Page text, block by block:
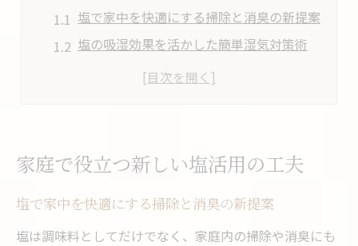
塩で家中を快適にする掃除と消臭の新提案
塩の吸湿効果を活かした簡単湿気対策術
不要な塩を再利用する家庭内アイデア集
塩の結晶化技術が広げる可能性
塩の結晶作り方と素材開発への広がり
塩結晶技術が生み出す新素材の現場事例
塩の微細構造が与える食品への影響とは
家庭で役立つ新しい塩活用の工夫
塩で家中を快適にする掃除と消臭の新提案
塩は調味料としてだけでなく、家庭内の掃除や消臭にも